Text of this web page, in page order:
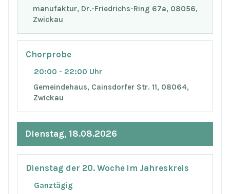
manufaktur, Dr.-Friedrichs-Ring 67a, 08056,
Zwickau
Chorprobe
20:00 - 22:00 Uhr
Gemeindehaus, Cainsdorfer Str. 11, 08064,
Zwickau
Dienstag, 18.08.2026
Dienstag der 20. Woche im Jahreskreis
Ganztägig